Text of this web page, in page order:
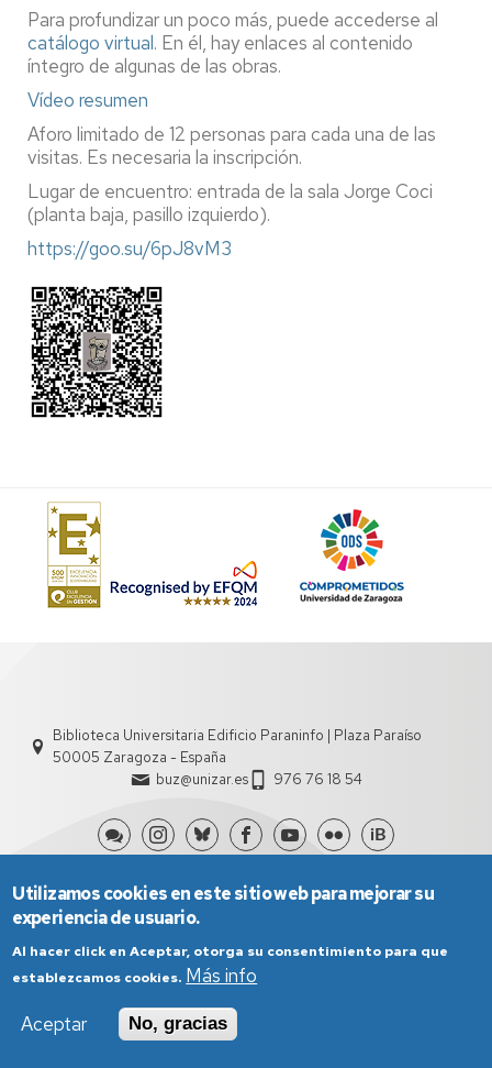
Para profundizar un poco más, puede accederse al
catálogo virtual. En él, hay enlaces al contenido
íntegro de algunas de las obras.
Vídeo resumen
Aforo limitado de 12 personas para cada una de las
visitas. Es necesaria la inscripción.
Lugar de encuentro: entrada de la sala Jorge Coci
(planta baja, pasillo izquierdo).
https://goo.su/6pJ8vM3
Biblioteca Universitaria Edificio Paraninfo | Plaza Paraíso
50005 Zaragoza - España
buz@unizar.es
976 76 18 54
Política de Privacidad
Utilizamos cookies en este sitio web para mejorar su
experiencia de usuario.
Al hacer click en Aceptar, otorga su consentimiento para que
establezcamos cookies. Más info
Aceptar
No, gracias